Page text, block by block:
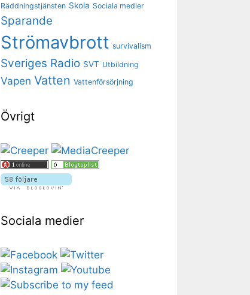
Räddningstjänsten Skola Sociala medier
Sparande
Strömavbrott survivalism
Sveriges Radio SVT Utbildning
Vapen Vatten Vattenförsörjning
Övrigt
Sociala medier